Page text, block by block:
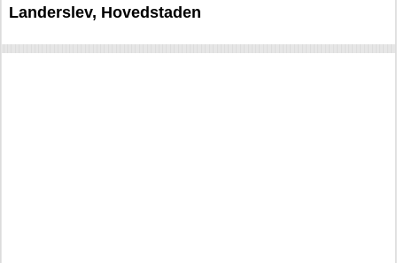
Landerslev, Hovedstaden